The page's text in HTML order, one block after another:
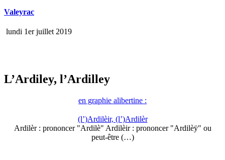
Valeyrac
lundi 1er juillet 2019
L’Ardiley, l’Ardilley
en graphie alibertine :
(l’)Ardilèir, (l’)Ardilèr
Ardilèr : prononcer "Ardilè" Ardilèir : prononcer "Ardilèÿ" ou
peut-être (…)